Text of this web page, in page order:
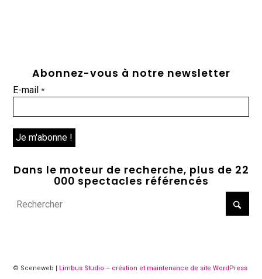
Abonnez-vous à notre newsletter
E-mail*
Dans le moteur de recherche, plus de 22
000 spectacles référencés
© Sceneweb |
Limbus Studio – création et maintenance de site WordPress